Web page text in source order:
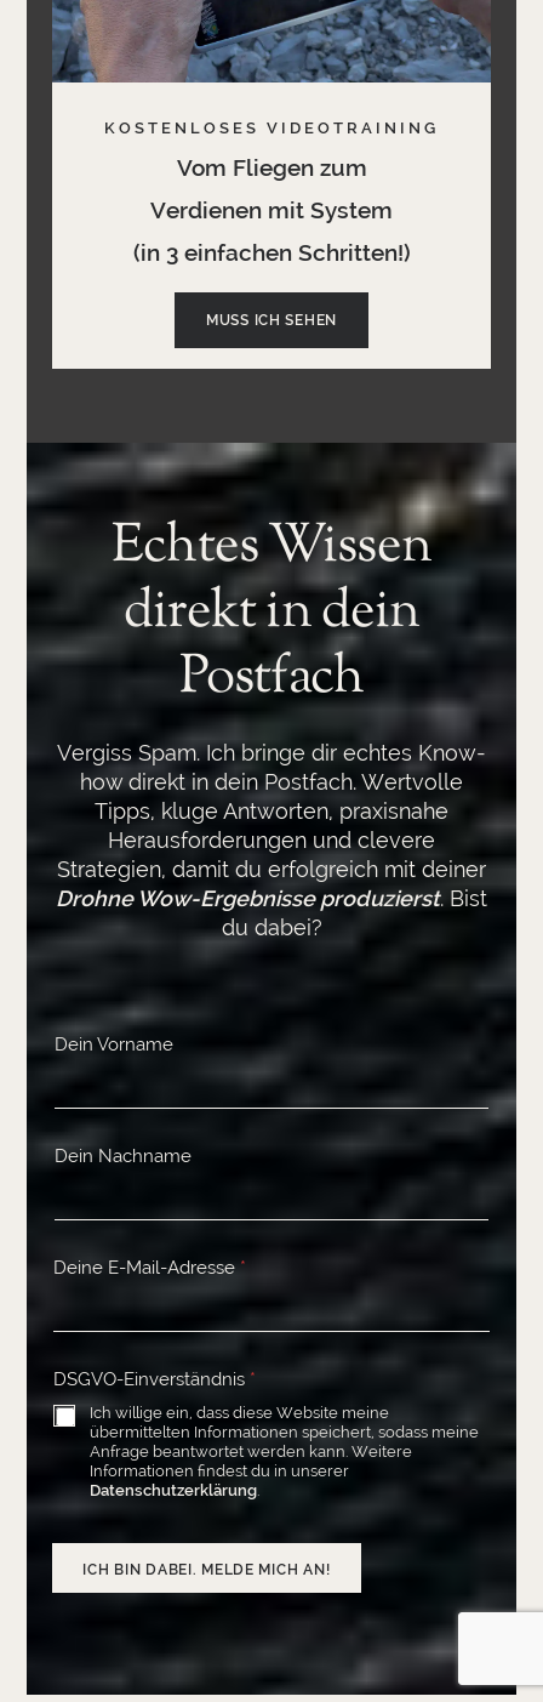
KOSTENLOSES VIDEOTRAINING
Vom Fliegen zum
Verdienen mit System
(in 3 einfachen Schritten!)
MUSS ICH SEHEN
Echtes Wissen
direkt in dein
Postfach
Vergiss Spam. Ich bringe dir echtes Know-
how direkt in dein Postfach. Wertvolle
Tipps, kluge Antworten, praxisnahe
Herausforderungen und clevere
Strategien, damit du erfolgreich mit deiner
Drohne Wow-Ergebnisse produzierst. Bist
du dabei?
Dein Vorname
Dein Nachname
Deine E-Mail-Adresse*
DSGVO-Einverständnis *
Ich willige ein, dass diese Website meine
übermittelten Informationen speichert, sodass meine
Anfrage beantwortet werden kann. Weitere
Informationen findest du in unserer
Datenschutzerklärung.
ICH BIN DABEI. MELDE MICH AN!